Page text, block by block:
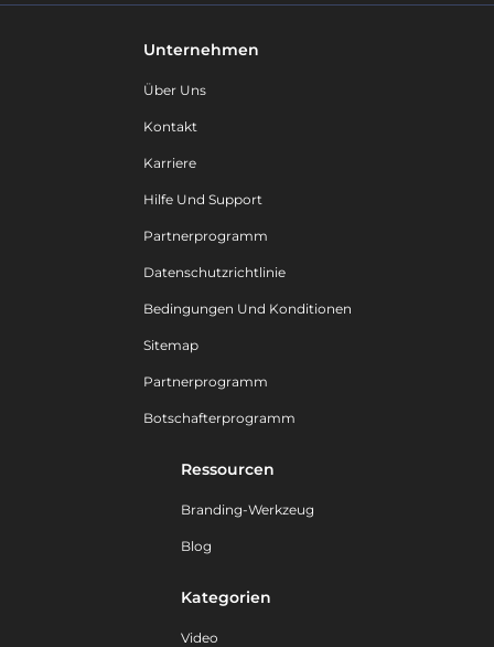
Unternehmen
Über Uns
Kontakt
Karriere
Hilfe Und Support
Partnerprogramm
Datenschutzrichtlinie
Bedingungen Und Konditionen
Sitemap
Partnerprogramm
Botschafterprogramm
Ressourcen
Branding-Werkzeug
Blog
Kategorien
Video